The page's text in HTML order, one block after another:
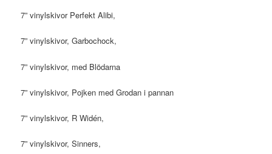
7” vinylskivor Perfekt Alibi,
7” vinylskivor, Garbochock,
7” vinylskivor, med Blödarna
7” vinylskivor, Pojken med Grodan i pannan
7” vinylskivor, R Widén,
7” vinylskivor, Sinners,